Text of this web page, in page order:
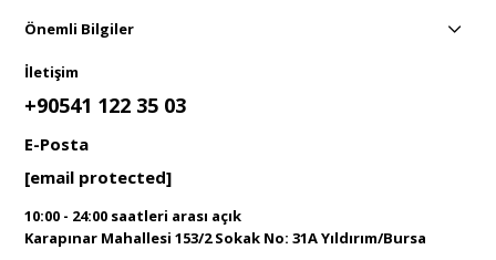
Önemli Bilgiler
İletişim
+90541 122 35 03
E-Posta
[email protected]
10:00 - 24:00 saatleri arası açık
Karapınar Mahallesi 153/2 Sokak No: 31A Yıldırım/Bursa